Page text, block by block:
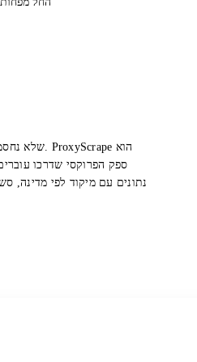
ספק הפרוקסי שדרכו
נתונים עם מיקוד לפי מדינה,